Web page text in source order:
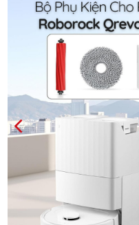
PREVIOUS